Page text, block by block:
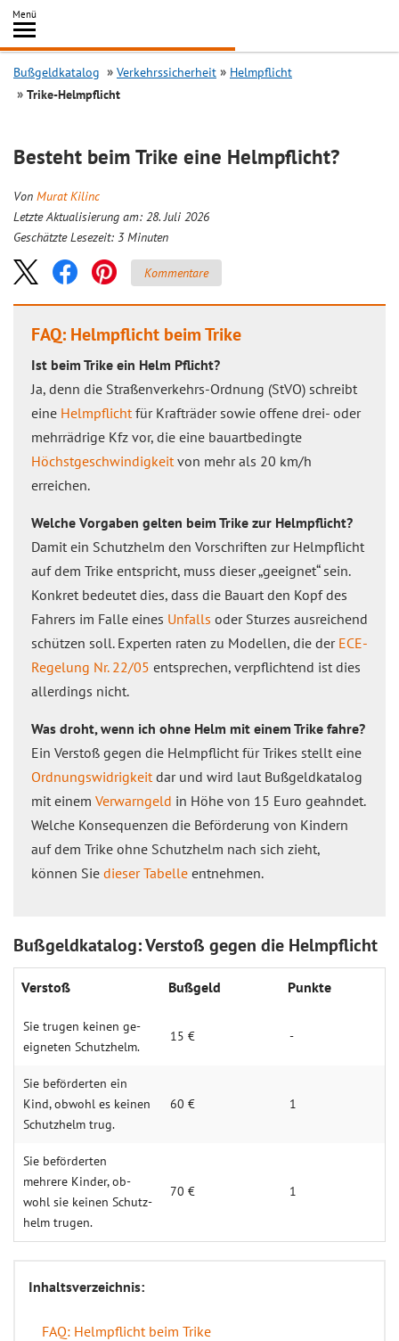
Inhalt
springen
Menü
Search
Bußgeldkatalog Verkehrssicherheit
Helmpflicht
Trike-Helmpflicht
Besteht beim Trike eine Helmpflicht?
Von Murat Kilinc
Letzte Aktualisierung am: 28. Juli 2026
Geschätzte Lesezeit: 3 Minuten
Kommentare
FAQ: Helmpflicht beim Trike
Ist beim Trike ein Helm Pflicht?
Ja, denn die Straßenverkehrs-Ordnung (StVO) schreibt
eine Helmpflichtfür Krafträder sowie offene drei- oder
mehrrädrige Kfz vor, die eine bauartbedingte
Höchstgeschwindigkeitvon mehr als 20 km/h
erreichen.
Welche Vorgaben gelten beim Trike zur Helmpflicht?
Damit ein Schutzhelm den Vorschriften zur Helmpflicht
auf dem Trike entspricht, muss dieser „geeignet“ sein.
Konkret bedeutet dies, dass die Bauart den Kopf des
Fahrers im Falle eines Unfalls oder Sturzes ausreichend
schützen soll. Experten raten zu Modellen, die der ECE-
Regelung Nr. 22/05 entsprechen, verpflichtend ist dies
allerdings nicht.
Was droht, wenn ich ohne Helm mit einem Trike fahre?
Ein Verstoß gegen die Helmpflicht für Trikes stellt eine
Ordnungswidrigkeitdar und wird laut Bußgeldkatalog
mit einem Verwarngeld in Höhe von 15 Euro geahndet.
Welche Konsequenzen die Beförderung von Kindern
auf dem Trike ohne Schutzhelm nach sich zieht,
können Sie dieser Tabelle entnehmen.
Bußgeldkatalog: Verstoß gegen die Helmpflicht
Ver­stoß Buß­geld Punk­te
Sie trugen keinen ge­
eig­neten Schutz­helm.
15 € -
Sie beför­derten ein
Kind, ob­wohl es keinen
Schutz­helm trug.
60 € 1
Sie beför­derten
mehrere Kinder, ob­
wohl sie keinen Schutz­
helm trugen.
70 € 1
Inhaltsverzeichnis:
FAQ: Helmpflicht beim Trike